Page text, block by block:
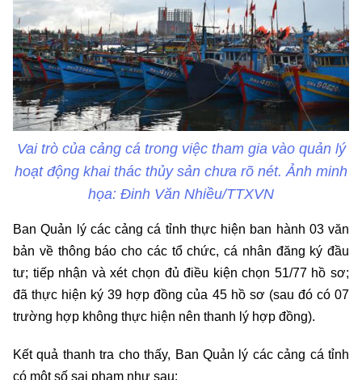
Vai trò của cảng cá trong việc tham gia vào quản lý
hoạt động khai thác thủy sản chưa rõ nét. Ảnh minh
họa: Đinh Văn Nhiều/TTXVN
Ban Quản lý các cảng cá tỉnh thực hiện ban hành 03 văn
bản về thông báo cho các tổ chức, cá nhân đăng ký đầu
tư; tiếp nhận và xét chọn đủ điều kiện chọn 51/77 hồ sơ;
đã thực hiện ký 39 hợp đồng của 45 hồ sơ (sau đó có 07
trường hợp không thực hiện nên thanh lý hợp đồng).
Kết quả thanh tra cho thấy, Ban Quản lý các cảng cá tỉnh
có một số sai phạm như sau: